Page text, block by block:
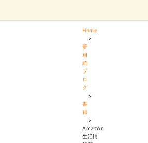
Home
>
夢
相
続
ブ
ロ
グ
>
書
籍
>
Amazon
生活情